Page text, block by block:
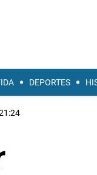
DEPORTES